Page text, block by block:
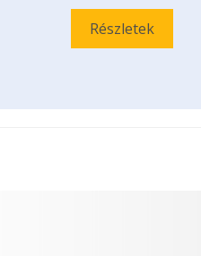
Részletek